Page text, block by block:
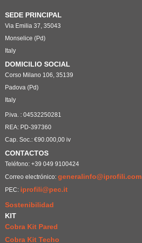
SEDE PRINCIPAL
Via Emilia 37, 35043
Monselice (Pd)
Italy
DOMICILIO SOCIAL
Corso Milano 106, 35139
Padova (Pd)
Italy
P.iva. : 04532250281
REA: PD-397360
Cap. Soc.: €90.000,00 iv
CONTACTOS
Teléfono: +39 049 9100424
Correo electrónico: generalinfo@iprofili.com
PEC: iprofili@pec.it
Sostenibilidad
KIT
Cobra Kit Pared
Cobra Kit Techo